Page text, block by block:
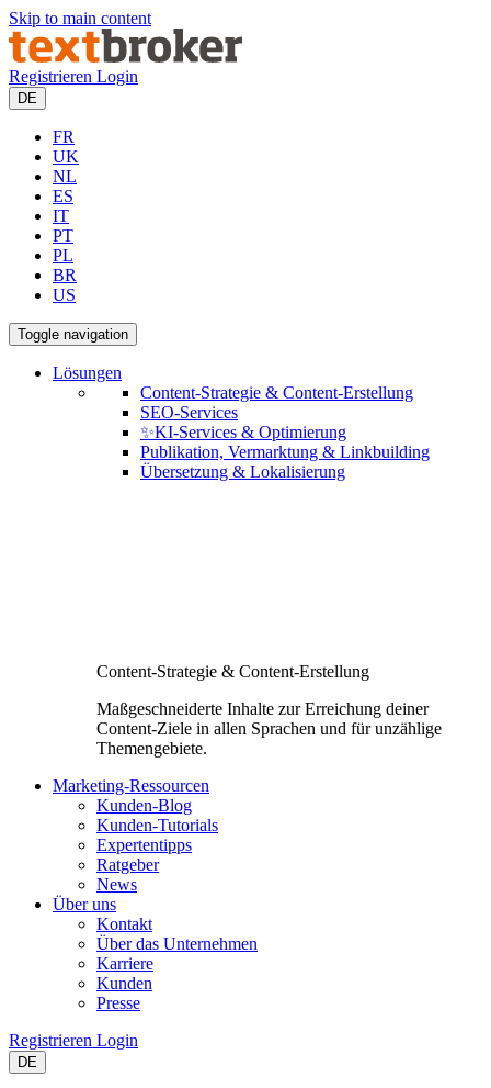
Skip to main content
Registrieren Login
DE
FR
UK
NL
ES
IT
PT
PL
BR
US
Toggle navigation
Lösungen
Content-Strategie & Content-Erstellung
SEO-Services
✨KI-Services & Optimierung
Publikation, Vermarktung & Linkbuilding
Übersetzung & Lokalisierung
Content-Strategie & Content-Erstellung
Maßgeschneiderte Inhalte zur Erreichung deiner
Content-Ziele in allen Sprachen und für unzählige
Themengebiete.
Marketing-Ressourcen
Kunden-Blog
Kunden-Tutorials
Expertentipps
Ratgeber
News
Über uns
Kontakt
Über das Unternehmen
Karriere
Kunden
Presse
Registrieren Login
DE